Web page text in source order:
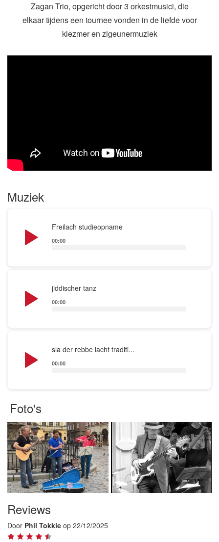
Zagan Trio, opgericht door 3 orkestmusici, die
elkaar tijdens een tournee vonden in de liefde voor
klezmer en zigeunermuziek
Muziek
Freilach studieopname
Player
00:00
jiddischer tanz
Player
00:00
sla der rebbe lacht traditi...
Player
00:00
Foto's
Reviews
Door Phil Tokkie op 22/12/2025